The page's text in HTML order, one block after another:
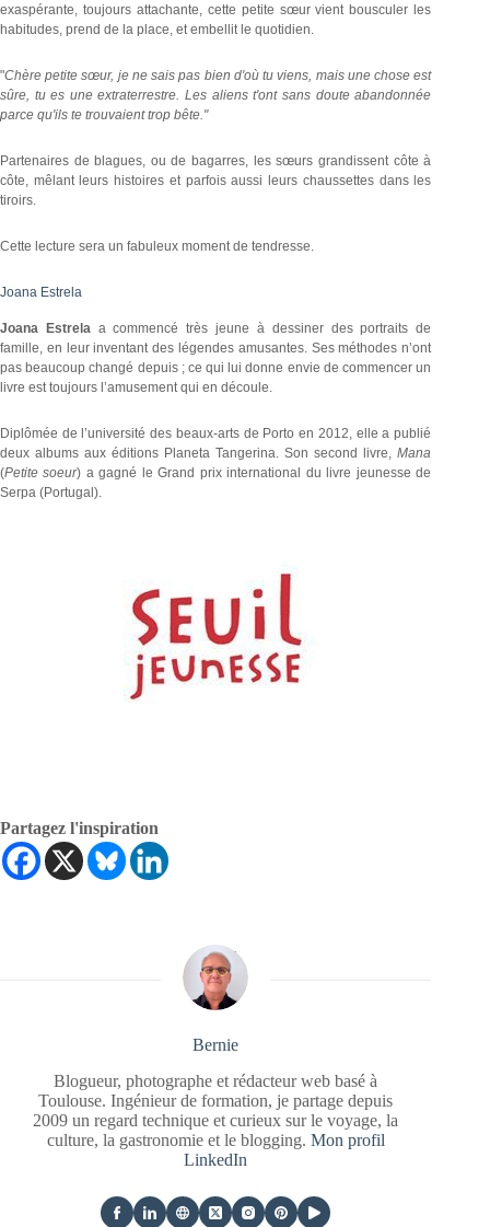
exaspérante, toujours attachante, cette petite sœur vient bousculer les
habitudes, prend de la place, et embellit le quotidien.
"Chère petite sœur, je ne sais pas bien d'où tu viens, mais une chose est
sûre, tu es une extraterrestre. Les aliens t'ont sans doute abandonnée
parce qu'ils te trouvaient trop bête."
Partenaires de blagues, ou de bagarres, les sœurs grandissent côte à
côte, mêlant leurs histoires et parfois aussi leurs chaussettes dans les
tiroirs.
Cette lecture sera un fabuleux moment de tendresse.
Joana Estrela
Joana Estrelaa commencé très jeune à dessiner des portraits de
famille, en leur inventant des légendes amusantes. Ses méthodes n’ont
pas beaucoup changé depuis ; ce qui lui donne envie de commencer un
livre est toujours l’amusement qui en découle.
Diplômée de l’université des beaux-arts de Porto en 2012, elle a publié
deux albums aux éditions Planeta Tangerina. Son second livre,Mana
(Petite soeur) a gagné le Grand prix international du livre jeunesse de
Serpa (Portugal).
Partagez l'inspiration
Bernie
Blogueur, photographe et rédacteur web basé à
Toulouse. Ingénieur de formation, je partage depuis
2009 un regard technique et curieux sur le voyage, la
culture, la gastronomie et le blogging. Mon profil
LinkedIn